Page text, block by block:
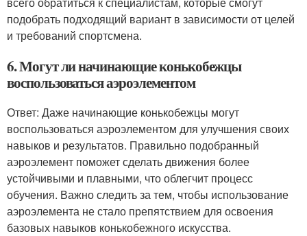
подобрать подходящий вариант в зависимости от целей
и требований спортсмена.
6. Могут ли начинающие конькобежцы
воспользоваться аэроэлементом
Ответ: Даже начинающие конькобежцы могут
воспользоваться аэроэлементом для улучшения своих
навыков и результатов. Правильно подобранный
аэроэлемент поможет сделать движения более
устойчивыми и плавными, что облегчит процесс
обучения. Важно следить за тем, чтобы использование
аэроэлемента не стало препятствием для освоения
базовых навыков конькобежного искусства.